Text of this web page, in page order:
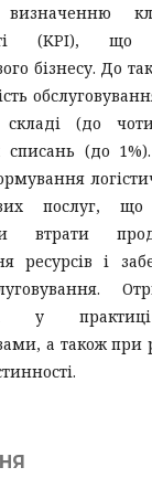
(KPI), що
бізнесу. До
складі (до
списань (до
послуг, що
втрати
ресурсів і
у
а також при